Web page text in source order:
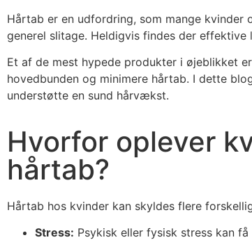
Hårtab er en udfordring, som mange kvinder
generel slitage. Heldigvis findes der
Et af de mest hypede produkter i øjeblikket er
hovedbunden og minimere hårtab. I dette
understøtte en sund hårvækst.
Hvorfor oplever
hårtab?
Hårtab hos kvinder kan skyldes flere
Stress: Psykisk eller fysisk stress kan